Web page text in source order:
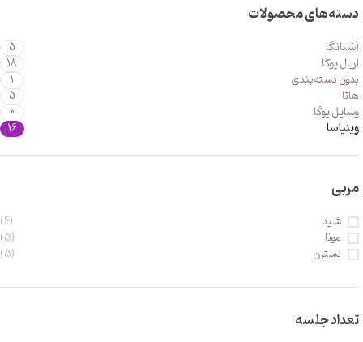
دسته‌های محصولات
آشتانگا 5
اریال یوگا 18
بدون دسته‌بندی 1
هاتا 5
وسایل یوگا 0
وینیاسا 16
مربی
شیدا (6)
مونا (5)
نسترن (5)
تعداد جلسه